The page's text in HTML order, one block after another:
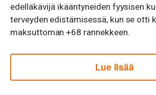
edelläkävijä ikääntyneiden fyysisen
terveyden edistämisessä, kun se otti
maksuttoman +68 rannekkeen.
Lue lisää